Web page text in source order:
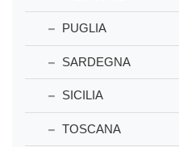
PUGLIA
SARDEGNA
SICILIA
TOSCANA